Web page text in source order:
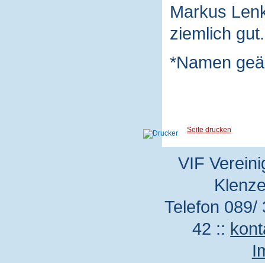
Markus
ziemlich gut.
*Namen
Seite drucken
VIF
Telefon
42 ::